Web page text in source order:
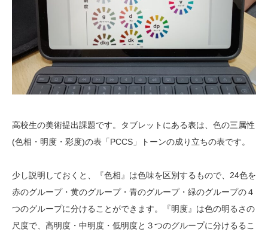
高校生の美術提出課題です。タブレットにある表は、色の三属性
(色相・明度・彩度)の表「PCCS」トーンの成り立ちの表です。
少し説明しておくと、『色相』は色味を区別するもので、24色を
赤のグループ・黄のグループ・青のグループ・緑のグループの４
つのグループに分けることができます。『明度』は色の明るさの
尺度で、高明度・中明度・低明度と３つのグループに分けるるこ